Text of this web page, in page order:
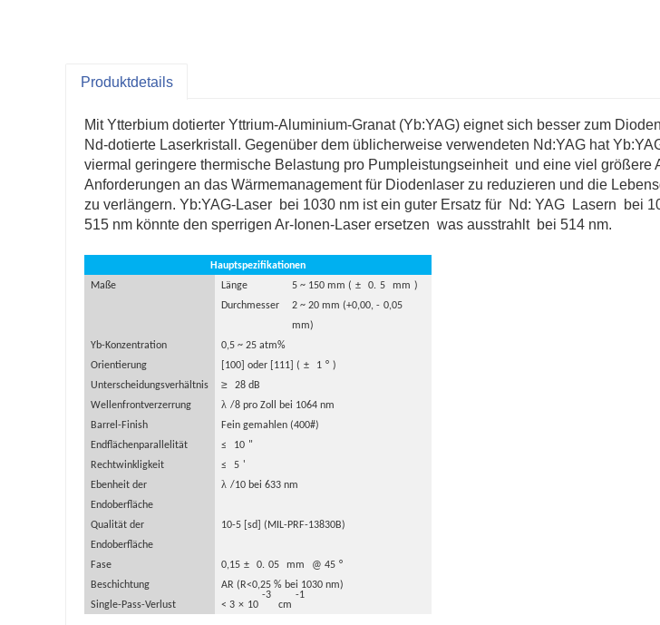
Produktdetails
Mit Ytterbium dotierter Yttrium-Aluminium-Granat (Yb:YAG) eignet sich besser zum
Nd-dotierte Laserkristall. Gegenüber dem üblicherweise verwendeten Nd:YAG hat
viermal geringere thermische Belastung pro Pumpleistungseinheit und eine viel größere
Anforderungen an das Wärmemanagement für Diodenlaser zu reduzieren und die
zu verlängern. Yb:YAG-Laser bei 1030 nm ist ein guter Ersatz für Nd: YAG Lasern bei
515 nm könnte den sperrigen Ar-Ionen-Laser ersetzen was ausstrahlt bei 514 nm.
Hauptspezifikationen
Maße
Länge 5 ~ 150 mm ( ± 0. 5 mm )
Durchmesser
2 ~ 20 mm (+0,00, - 0,05
mm)
Yb-Konzentration
0,5 ~ 25 atm%
Orientierung
[100] oder [111] ( ± 1 ° )
Unterscheidungsverhältnis
≥
28 dB
Wellenfrontverzerrung
λ /8 pro Zoll bei 1064 nm
Barrel-Finish
Fein gemahlen (400#)
Endflächenparallelität
≤ 10 "
Rechtwinkligkeit
≤ 5 '
Ebenheit der
Endoberfläche
λ /10 bei 633 nm
Qualität der
Endoberfläche
10-5 [sd] (MIL-PRF-13830B)
Fase 0,15 ± 0. 05 mm @ 45 °
Beschichtung
AR (R<0,25 % bei 1030 nm)
Single-Pass-Verlust
< 3 × 10
-3
cm
-1